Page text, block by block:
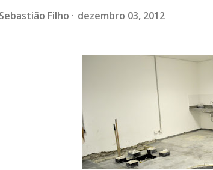
Sebastião Filho dezembro 03, 2012